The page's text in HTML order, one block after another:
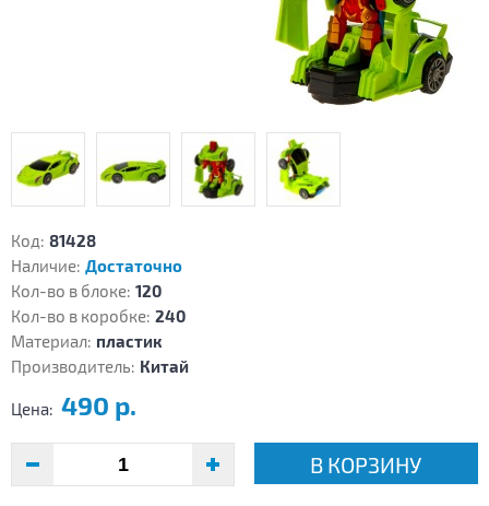
Код: 81428
Наличие: Достаточно
Кол-во в блоке: 120
Кол-во в коробке: 240
Материал: пластик
Производитель: Китай
Цена: 490 р.
В КОРЗИНУ